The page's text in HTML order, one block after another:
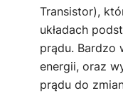
Transistor),
układach
prądu. Bardzo
energii, oraz
prądu do